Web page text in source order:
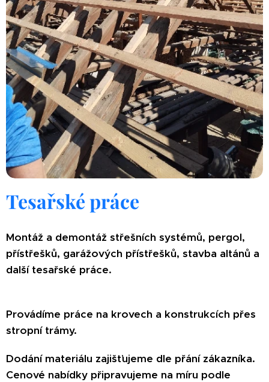
Tesařské práce
Montáž a demontáž střešních systémů, pergol,
přístřešků, garážových přístřešků, stavba altánů a
další tesařské práce.
Provádíme práce na krovech a konstrukcích přes
stropní trámy.
Dodání materiálu zajišťujeme dle přání zákazníka.
Cenové nabídky připravujeme na míru podle